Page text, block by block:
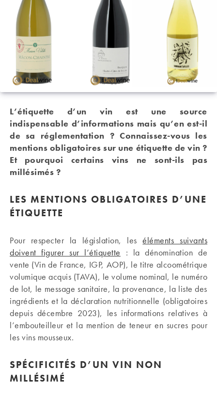
L’étiquette d’un vin est une source
indispensable d’informations mais qu’en est-il
de sa réglementation ? Connaissez-vous les
mentions obligatoires sur une étiquette de vin ?
Et pourquoi certains vins ne sont-ils pas
millésimés ?
LES MENTIONS OBLIGATOIRES D’UNE
ÉTIQUETTE
Pour respecter la législation, leséléments suivants
doivent figurer sur l’étiquette : la dénomination de
vente (Vin de France, IGP, AOP), le titre alcoométrique
volumique acquis (TAVA), le volume nominal, le numéro
de lot, le message sanitaire, la provenance, la liste des
ingrédients et la déclaration nutritionnelle (obligatoires
depuis décembre 2023), les informations relatives à
l’embouteilleur et la mention de teneur en sucres pour
les vins mousseux.
SPÉCIFICITÉS D’UN VIN NON
MILLÉSIMÉ